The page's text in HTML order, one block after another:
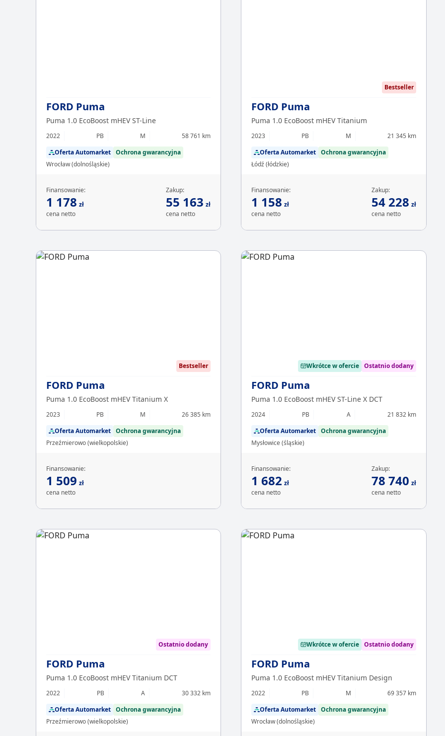
FORD Puma
Puma 1.0 EcoBoost mHEV ST-Line
2022 PB M
58 761 km
Oferta Automarket Ochrona gwarancyjna
Wrocław (dolnośląskie)
Finansowanie:
1 178 zł
cena netto
Zakup:
55 163 zł
cena netto
Bestseller
FORD Puma
Puma 1.0 EcoBoost mHEV Titanium
2023 PB M
21 345 km
Oferta Automarket
Ochrona gwarancyjna
Łódź (łódzkie)
Finansowanie:
1 158 zł
cena netto
Zakup:
54 228 zł
cena netto
Bestseller
FORD Puma
Puma 1.0 EcoBoost mHEV Titanium X
2023 PB M
26 385 km
Oferta Automarket Ochrona gwarancyjna
Przeźmierowo (wielkopolskie)
Finansowanie:
1 509 zł
cena netto
Wkrótce w ofercie Ostatnio dodany
FORD Puma
Puma 1.0 EcoBoost mHEV ST-Line X DCT
2024 PB A
21 832 km
Oferta Automarket
Ochrona gwarancyjna
Mysłowice (śląskie)
Finansowanie:
1 682 zł
cena netto
Zakup:
78 740 zł
cena netto
Ostatnio dodany
FORD Puma
Puma 1.0 EcoBoost mHEV Titanium DCT
2022 PB A
30 332 km
Oferta Automarket Ochrona gwarancyjna
Przeźmierowo (wielkopolskie)
Wkrótce w ofercie Ostatnio dodany
FORD Puma
Puma 1.0 EcoBoost mHEV Titanium Design
2022 PB M
69 357 km
Oferta Automarket
Ochrona gwarancyjna
Wrocław (dolnośląskie)